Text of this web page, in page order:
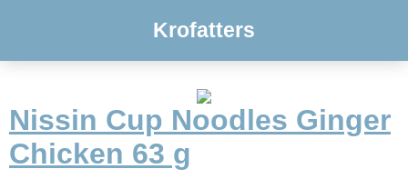
Krofatters
Nissin Cup Noodles Ginger
Chicken 63 g